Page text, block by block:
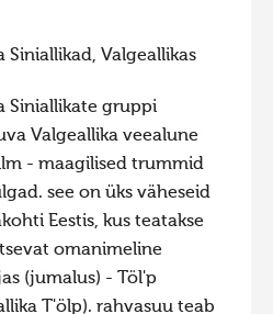
Siniallikad, Valgeallikas
Siniallikate gruppi
Valgeallika veealune
- maagilised trummid
see on üks väheseid
Eestis, kus teatakse
omanimeline
(jumalus) - Töl'p
T'ölp). rahvasuu teab